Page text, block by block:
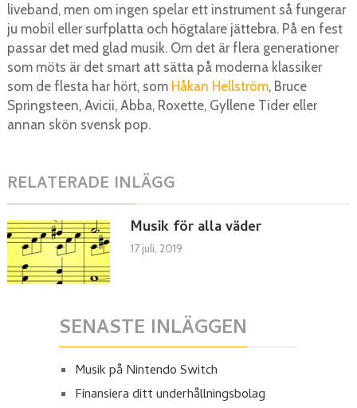
liveband, men om ingen spelar ett instrument så fungerar
ju mobil eller surfplatta och högtalare jättebra. På en fest
passar det med glad musik. Om det är flera generationer
som möts är det smart att sätta på moderna klassiker
som de flesta har hört, som Håkan Hellström, Bruce
Springsteen, Avicii, Abba, Roxette, Gyllene Tider eller
annan skön svensk pop.
RELATERADE INLÄGG
Musik för alla väder
17 juli, 2019
SENASTE INLÄGGEN
Musik på Nintendo Switch
Finansiera ditt underhållningsbolag